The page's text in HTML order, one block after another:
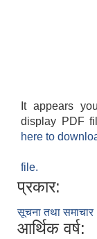
It appears
display PDF
here to
file.
प्रकार:
सूचना तथा समाचार
आर्थिक वर्ष: